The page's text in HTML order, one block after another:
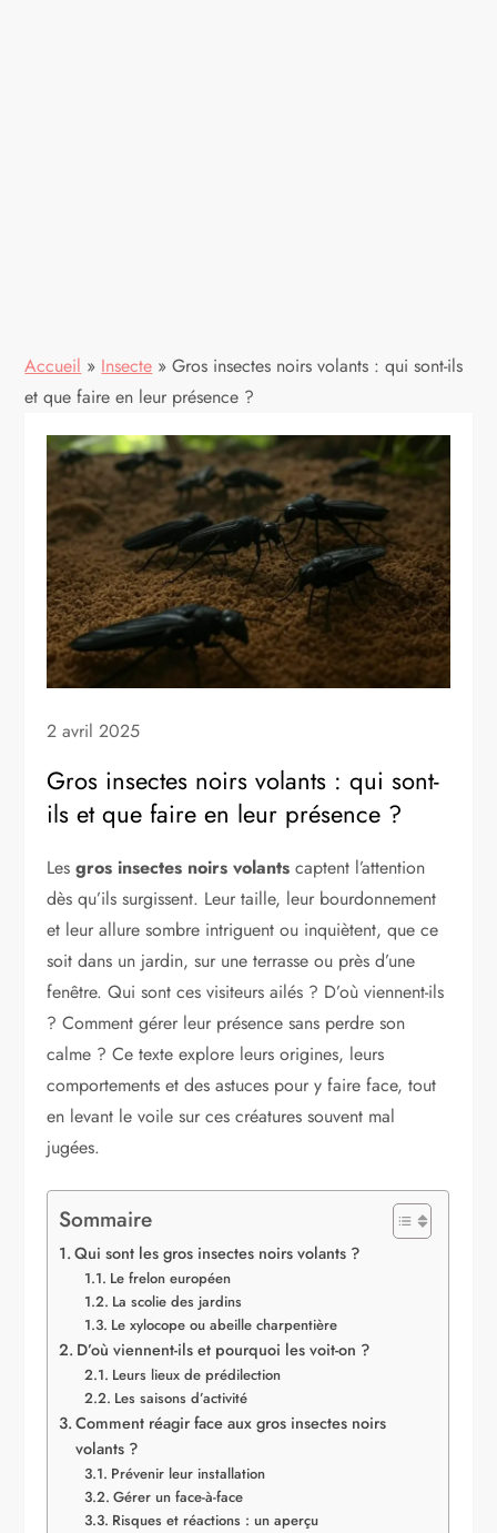
Accueil » Insecte » Gros insectes noirs volants : qui sont-ils
et que faire en leur présence ?
2 avril 2025
Gros insectes noirs volants : qui sont-
ils et que faire en leur présence ?
Lesgros insectes noirs volants captent l’attention
dès qu’ils surgissent. Leur taille, leur bourdonnement
et leur allure sombre intriguent ou inquiètent, que ce
soit dans un jardin, sur une terrasse ou près d’une
fenêtre. Qui sont ces visiteurs ailés ? D’où viennent-ils
? Comment gérer leur présence sans perdre son
calme ? Ce texte explore leurs origines, leurs
comportements et des astuces pour y faire face, tout
en levant le voile sur ces créatures souvent mal
jugées.
Sommaire
Qui sont les gros insectes noirs volants ?
Le frelon européen
La scolie des jardins
Le xylocope ou abeille charpentière
D’où viennent-ils et pourquoi les voit-on ?
Leurs lieux de prédilection
Les saisons d’activité
Comment réagir face aux gros insectes noirs
volants ?
Prévenir leur installation
Gérer un face-à-face
Risques et réactions : un aperçu